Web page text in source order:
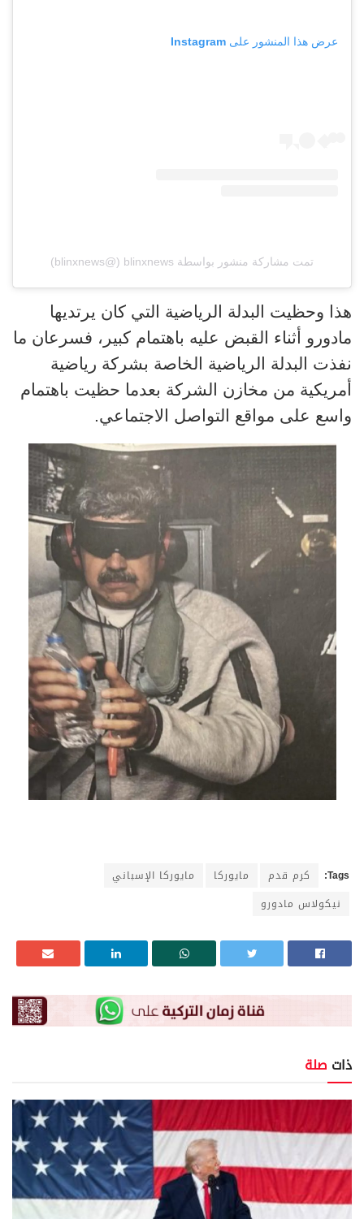
عرض هذا المنشور على Instagram
تمت مشاركة منشور بواسطة ‏‎blinxnews‎‏ (@‏‎blinxnews‎‏)
هذا وحظيت البدلة الرياضية التي كان يرتديها
مادورو أثناء القبض عليه باهتمام كبير، فسرعان ما
نفذت البدلة الرياضية الخاصة بشركة رياضية
أمريكية من مخازن الشركة بعدما حظيت باهتمام
واسع على مواقع التواصل الاجتماعي.
Tags: كرم قدم مايوركا
مايوركا الإسباني
نيكولاس مادورو
ذات صلة